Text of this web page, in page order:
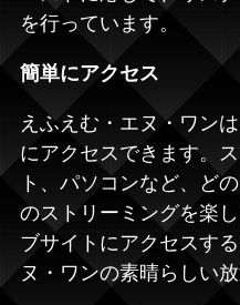
を行っています。
簡単にアクセス
えふえむ・エヌ・ワンは
にアクセスできます。
ト、パソコンなど、ど
のストリーミングを楽
ブサイトにアクセスす
ヌ・ワンの素晴らしい